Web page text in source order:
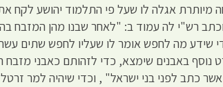
מיותרת אגלה לו שעל פי התלמוד יהושע לקח
רש"י לה עמוד ב: "לאחר שבנו מהן המזבח
שידע מה לחפש אומר לו שעליו לחפש שתים
נוסף באבנים שימצא, כדי לזהותם כאבני
כתב לפני בני ישראל" , וכדי שיהיה למר